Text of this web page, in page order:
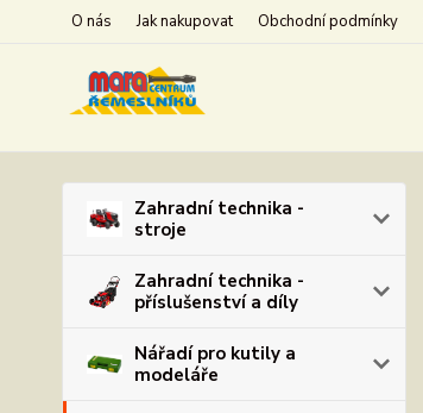
O nás Jak nakupovat Obchodní podmínky
Zahradní technika -
stroje
Zahradní technika -
příslušenství a díly
Nářadí pro kutily a
modeláře